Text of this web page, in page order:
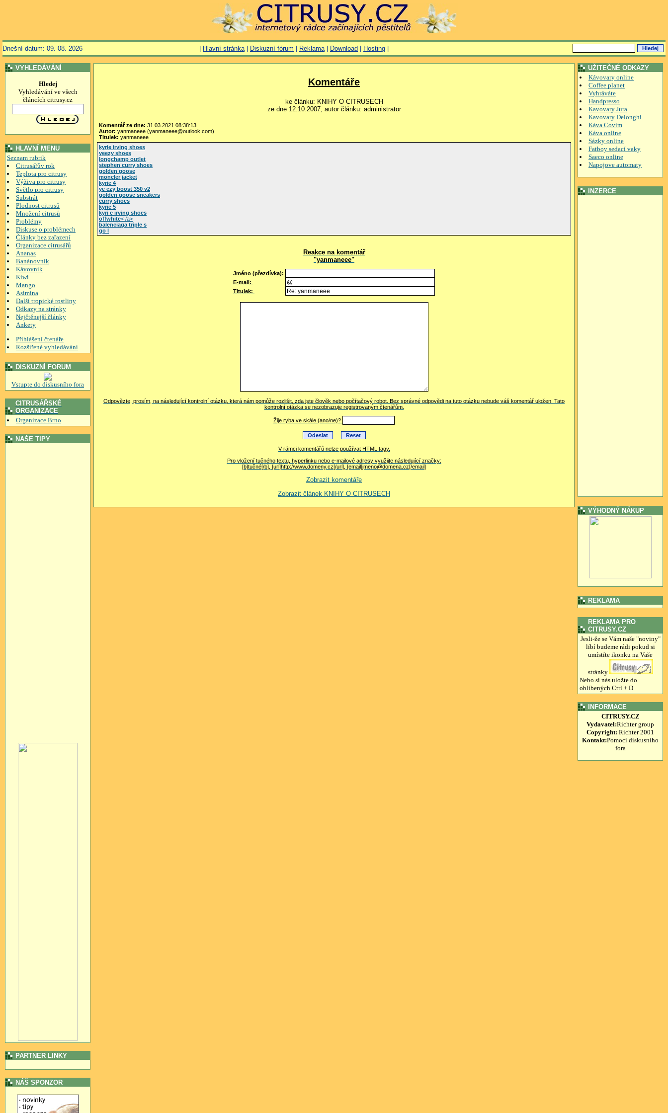
Dnešní datum: 09. 08. 2026 Hlavní stránka| Diskuzní fórum Reklama| Download Hosting
VYHLEDÁVÁNÍ
Hledej
Vyhledávání ve všech
článcích citrusy.cz
HLAVNÍ MENU
Seznam rubrik
Citrusářův rok
Teplota pro citrusy
Výživa pro citrusy
Světlo pro citrusy
Substrát
Plodnost citrusů
Množení citrusů
Problémy
Diskuse o problémech
Články bez zařazení
Organizace citrusářů
Ananas
Banánovník
Kávovník
Kiwi
Mango
Asimina
Další tropické rostliny
Odkazy na stránky
Nejčtěnejší články
Ankety
Přihlášení čtenáře
Rozšířené vyhledávání
DISKUZNÍ FORUM
Vstupte do diskusního fora
CITRUSÁŘSKÉ
ORGANIZACE
Organizace Brno
NAŠE TIPY
PARTNER LINKY
NÁŠ SPONZOR
Komentáře
ke článku: KNIHY O CITRUSECH
ze dne 12.10.2007, autor článku: administrator
Komentář ze dne: 31.03.2021 08:38:13
Autor: yanmaneee (yanmaneee@outlook.com)
Titulek: yanmaneee
kyrie irving shoes
yeezy shoes
longchamp outlet
stephen curry shoes
golden goose
moncler jacket
kyrie 4
ye ezy boost 350 v2
golden goose sneakers
curry shoes
kyrie 5
kyri e irving shoes
offwhite< /a>
balenciaga triple s
go l
Reakce na komentář
"yanmaneee"
Jméno (přezdívka):
E-mail:
Titulek:
Odpovězte, prosím, na následující kontrolní otázku, která nám pomůže rozlišit, zda jste člověk nebo počítačový robot. Bez správné odpovědi na tuto otázku nebude váš komentář uložen. Tato
kontrolní otázka se nezobrazuje registrovaným čtenářům.
Žije ryba ve skále (ano/ne)?
V rámci komentářů nelze používat HTML tagy.
Pro vložení tučného textu, hyperlinku nebo e-mailové adresy využijte následující značky:
[b]tučné[/b], [url]http://www.domeny.cz[/url], [email]jmeno@domena.cz[/email]
Zobrazit komentáře
Zobrazit článek KNIHY O CITRUSECH
UŽITEČNÉ ODKAZY
Kávovary online
Coffee planet
Vyhráváte
Handpresso
Kavovary Jura
Kavovary Delonghi
Káva Covim
Káva online
Sázky online
Fatboy sedací vaky
Saeco online
Napojove automaty
INZERCE
VÝHODNÝ NÁKUP
REKLAMA
REKLAMA PRO
CITRUSY.CZ
Jesli-že se Vám naše "noviny"
líbí budeme rádi pokud si
umístíte ikonku na Vaše
stránky
Nebo si nás uložte do
oblíbených Ctrl + D
INFORMACE
CITRUSY.CZ
Vydavatel:Richter group
Copyright: Richter 2001
Kontakt:Pomocí diskusního
fora